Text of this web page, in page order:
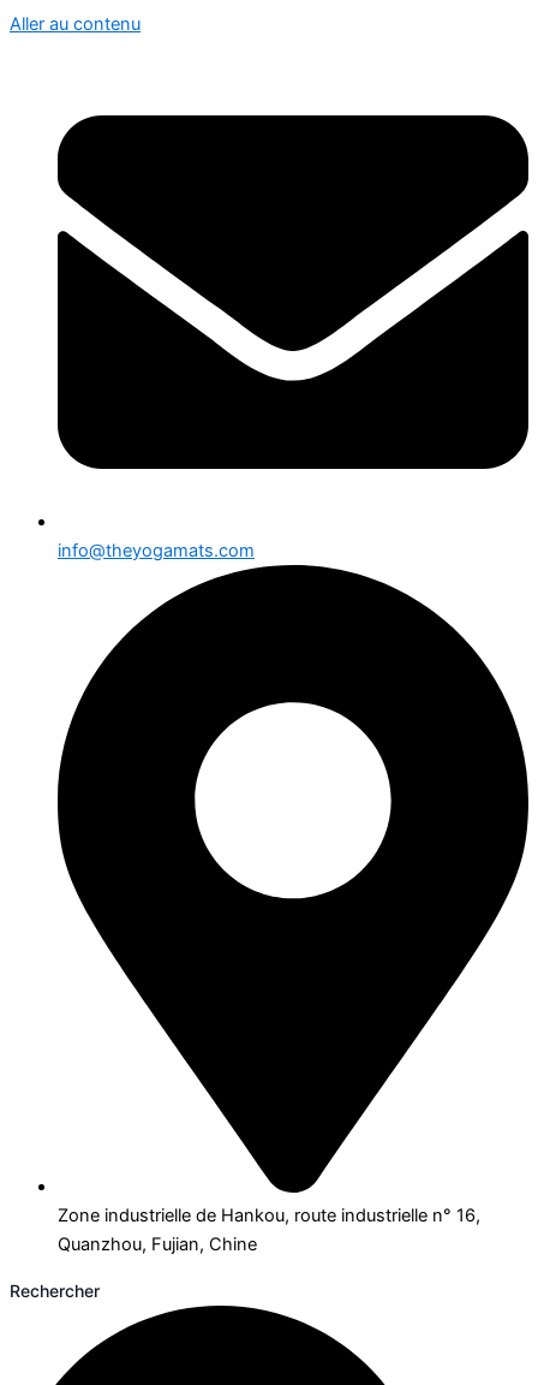
Aller au contenu
info@theyogamats.com
Zone industrielle de Hankou, route industrielle n° 16,
Quanzhou, Fujian, Chine
Rechercher